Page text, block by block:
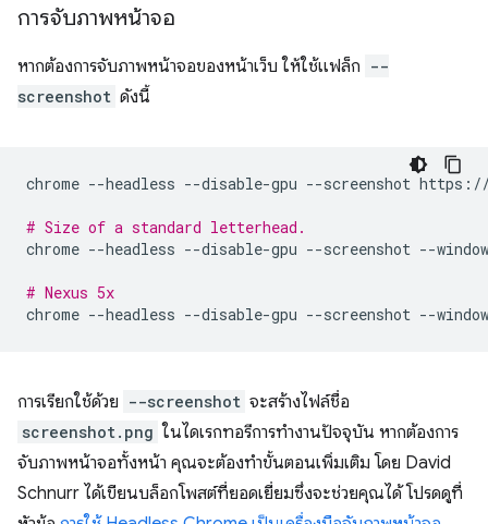
การจับภาพหน้าจอ
หากต้องการจับภาพหน้าจอของหน้าเว็บ ให้ใช้แฟล็ก --
screenshot ดังนี้
chrome --headless --disable-gpu --screenshot https://
# Size of a standard letterhead.
chrome --headless --disable-gpu --screenshot --
# Nexus 5x
chrome --headless --disable-gpu --screenshot --
การเรียกใช้ด้วย --screenshot จะสร้างไฟล์ชื่อ
screenshot.png ในไดเรกทอรีการทำงานปัจจุบัน หากต้องการ
จับภาพหน้าจอทั้งหน้า คุณจะต้องทำขั้นตอนเพิ่มเติม โดย David
Schnurr ได้เขียนบล็อกโพสต์ที่ยอดเยี่ยมซึ่งจะช่วยคุณได้ โปรดดูที่